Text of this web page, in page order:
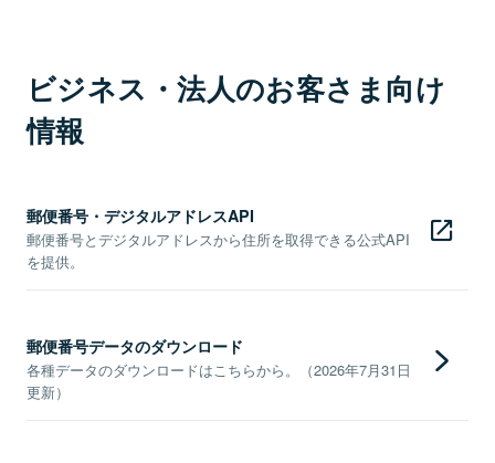
ビジネス・法人のお客さま向け
情報
郵便番号・デジタルアドレスAPI
郵便番号とデジタルアドレスから住所を取得できる公式API
を提供。
郵便番号データのダウンロード
各種データのダウンロードはこちらから。（2026年7月31日
更新）